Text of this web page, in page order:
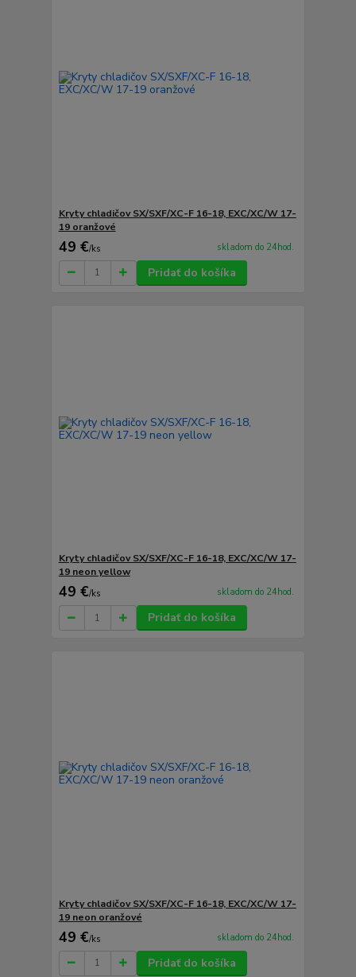
Kryty chladičov SX/SXF/XC-F 16-18, EXC/XC/W 17-
19 oranžové
49 €/ks skladom do 24hod.
Pridať do košíka
Kryty chladičov SX/SXF/XC-F 16-18, EXC/XC/W 17-
19 neon yellow
49 €/ks skladom do 24hod.
Pridať do košíka
Kryty chladičov SX/SXF/XC-F 16-18, EXC/XC/W 17-
19 neon oranžové
49 €/ks skladom do 24hod.
Pridať do košíka